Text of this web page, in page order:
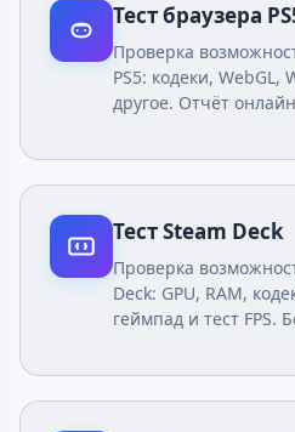
Тест браузера
Проверка
PS5: кодеки, WebGL,
другое. Отчёт
Тест Steam Deck
Проверка
Deck: GPU, RAM,
геймпад и тест FPS.